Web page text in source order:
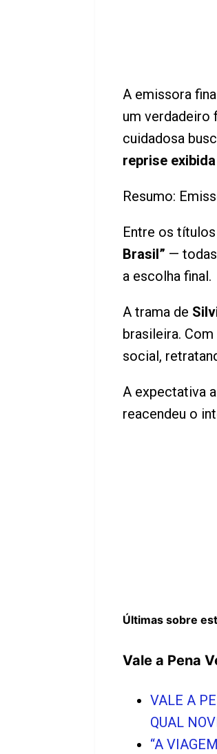
A emissora
um verdadeiro
cuidadosa
reprise
Resumo:
Entre os
Brasil” —
a escolha final.
A trama de
brasileira. Com
social,
A expectativa
reacendeu o
Últimas sobre
Vale a Pena
VALE A
QUAL
“A